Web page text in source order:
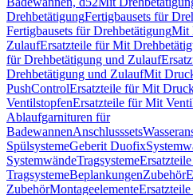
DrehbetätigungFertigbausets für
Fertigbausets für DrehbetätigungMit
ZulaufErsatzteile für Mit
für Drehbetätigung und Zulauf
Drehbetätigung und ZulaufMit
PushControlErsatzteile für Mit
VentilstopfenErsatzteile für Mit
Ablaufgarnituren für
BadewannenAnschlusssets
SpülsystemeGeberit Duofix
SystemwändeTragsysteme
TragsystemeBeplankungenZubehör
ZubehörMontageelemente